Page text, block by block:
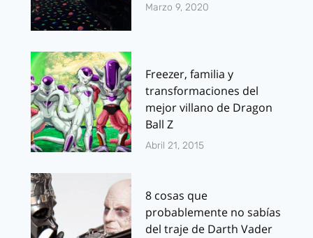
Marzo 9, 2020
Freezer, familia y
transformaciones del
mejor villano de Dragon
Ball Z
Abril 21, 2015
8 cosas que
probablemente no sabías
del traje de Darth Vader